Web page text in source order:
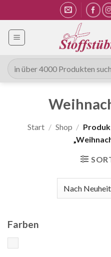
Inhalt
springen
Suche
nach:
Start / Shop /
Farben